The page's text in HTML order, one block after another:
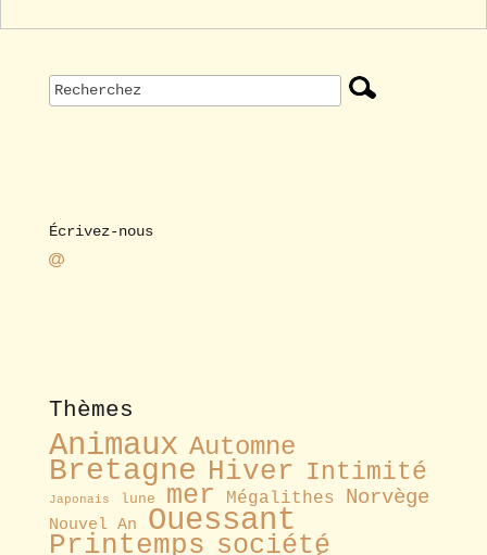
Écrivez-nous
Thèmes
Animaux Automne
Bretagne Hiver Intimité
Japonais lune mer Mégalithes Norvège
Nouvel An Ouessant
Printemps société